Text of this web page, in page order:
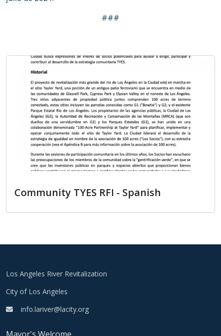
###
Community TYES RFI - Spanish
Los Angeles River Revitalization
City of Los Angeles
info.lariver@lacity.org